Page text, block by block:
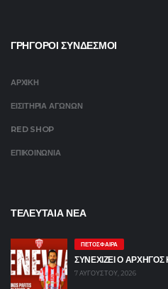
ΓΡΗΓΟΡΟΙ ΣΥΝΔΕΣΜΟΙ
ΑΡΧΙΚΗ
ΕΙΣΙΤΗΡΙΑ ΑΓΩΝΩΝ
RED SHOP
ΕΠΙΚΟΙΝΩΝΙΑ
ΤΕΛΕΥΤΑΙΑ ΝΕΑ
ΠΕΤΌΣΦΑΙΡΑ
ΣΥΝΕΧΙΖΕΙ Ο
7 ΑΥΓΟΎΣΤΟΥ, 2026